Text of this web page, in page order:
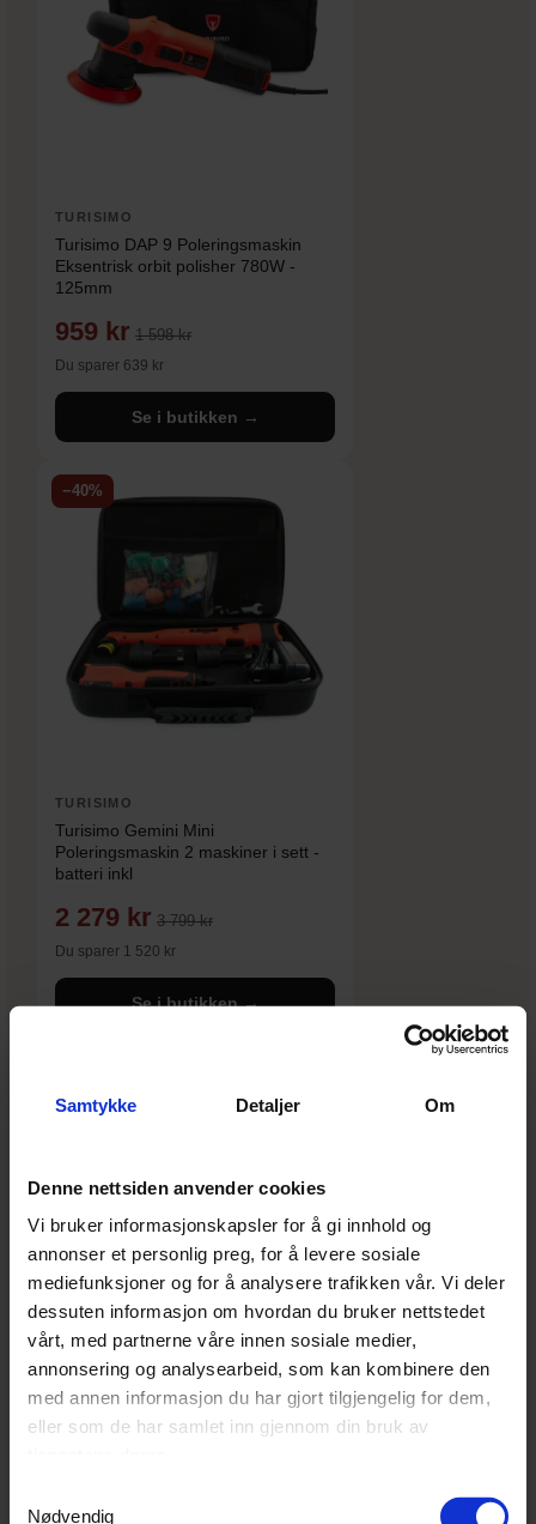
Samtykke Detaljer Om
Denne nettsiden anvender cookies
Vi bruker informasjonskapsler for å gi innhold og
annonser et personlig preg, for å levere sosiale
mediefunksjoner og for å analysere trafikken vår. Vi deler
dessuten informasjon om hvordan du bruker nettstedet
vårt, med partnerne våre innen sosiale medier,
annonsering og analysearbeid, som kan kombinere den
med annen informasjon du har gjort tilgjengelig for dem,
eller som de har samlet inn gjennom din bruk av
Nødvendig
TURISIMO
Turisimo DAP 9 Poleringsmaskin
Eksentrisk orbit polisher 780W -
125mm
959 kr 1 598 kr
Du sparer 639 kr
Se i butikken →
−40%
TURISIMO
Turisimo Gemini Mini
Poleringsmaskin 2 maskiner i sett -
batteri inkl
2 279 kr 3 799 kr
Du sparer 1 520 kr
Se i butikken →
RIGID
Rigid E10 Kombo LED-bar fjernlys
Tradisjonell LED-bar med høy effekt!
Du sparer 2 880 kr